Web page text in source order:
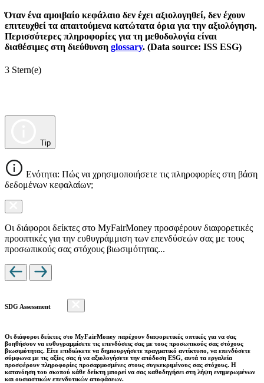
Όταν ένα αμοιβαίο κεφάλαιο δεν έχει αξιολογηθεί, δεν έχουν
επιτευχθεί τα απαιτούμενα κατώτατα όρια για την αξιολόγηση.
Περισσότερες πληροφορίες για τη μεθοδολογία είναι
διαθέσιμες στη διεύθυνση glossary. (Data source: ISS ESG)
3 Stern(e)
Tip
Ενότητα: Πώς να χρησιμοποιήσετε τις πληροφορίες στη βάση
δεδομένων κεφαλαίων;
Οι διάφοροι δείκτες στο MyFairMoney προσφέρουν διαφορετικές
προοπτικές για την ευθυγράμμιση των επενδύσεών σας με τους
προσωπικούς σας στόχους βιωσιμότητας...
SDG Assessment
Οι διάφοροι δείκτες στο MyFairMoney παρέχουν διαφορετικές οπτικές για να σας
βοηθήσουν να ευθυγραμμίσετε τις επενδύσεις σας με τους προσωπικούς σας στόχους
βιωσιμότητας. Είτε επιδιώκετε να δημιουργήσετε πραγματικό αντίκτυπο, να επενδύσετε
σύμφωνα με τις αξίες σας ή να αξιολογήσετε την απόδοση ESG, αυτά τα εργαλεία
προσφέρουν πληροφορίες προσαρμοσμένες στους συγκεκριμένους σας στόχους. Η
κατανόηση του σκοπού κάθε δείκτη μπορεί να σας καθοδηγήσει στη λήψη ενημερωμένων
και ουσιαστικών επενδυτικών αποφάσεων.